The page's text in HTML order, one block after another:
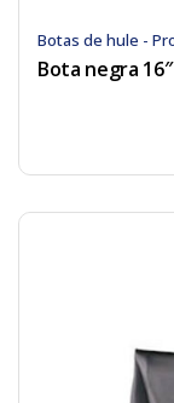
Botas de hule -
Bota negra